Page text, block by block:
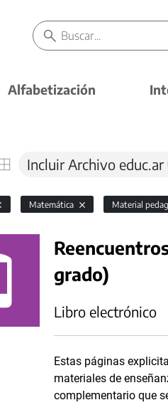
Alfabetización
Incluir Archivo educ.ar
Matemática Material
grado)
Libro electrónico
Estas páginas
materiales de
complementario que